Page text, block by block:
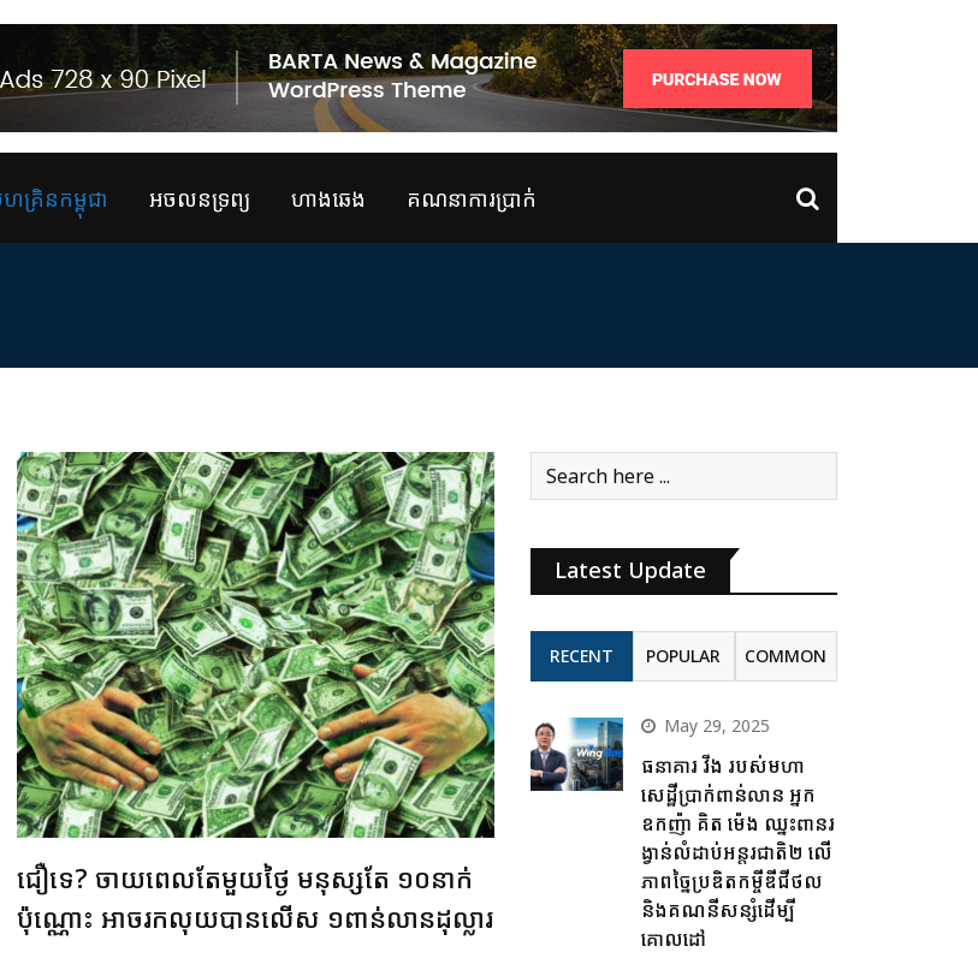
គ្រិនកម្ពុជា អចលនទ្រព្យ ហាងឆេង គណនាការប្រាក់
ជឿទេ? ចាយពេលតែមួយថ្ងៃ មនុស្សតែ ១០នាក់
ប៉ុណ្ណោះ អាចរកលុយបានលើស ១ពាន់លានដុល្លារ
Latest Update
RECENT POPULAR COMMON
May 29, 2025
ធនាគារ វីង របស់មហា
សេដ្ឋីប្រាក់ពាន់លាន អ្នក
ឧកញ៉ា គិត ម៉េង ឈ្នះពានរ
ង្វាន់លំដាប់អន្តរជាតិ២ លើ
ភាពច្នៃប្រឌិតកម្ចីឌីជីថល
និងគណនីសន្សំដើម្បី
គោលដៅ